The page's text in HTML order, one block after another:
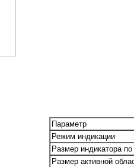
Параметр
Режим индикации
Размер индикатора
Размер активной